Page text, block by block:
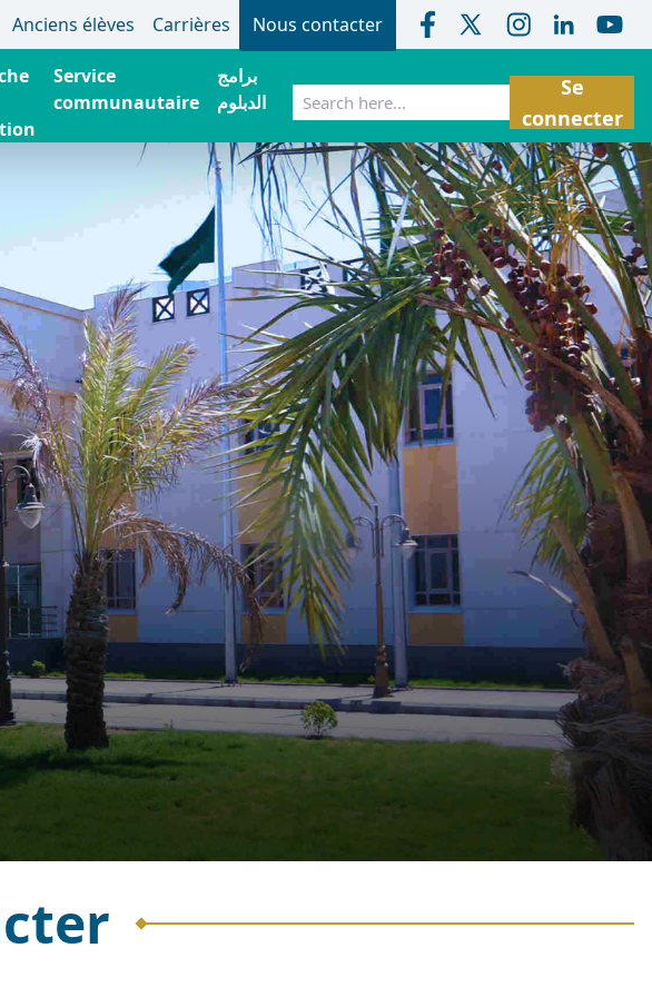
Anciens élèves Carrières Nous contacter
Service
communautaire
برامج
الدبلوم
Rechercher
Se
connecter